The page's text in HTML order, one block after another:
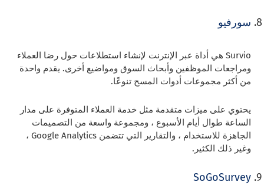
سورفيو
Survio هي أداة عبر الإنترنت لإنشاء استطلاعات حول رضا العملاء
ومراجعات الموظفين وأبحاث السوق ومواضيع أخرى. يقدم واحدة
من أكثر مجموعات أدوات المسح تنوعًا.
يحتوي على ميزات متقدمة مثل خدمة العملاء المتوفرة على مدار
الساعة طوال أيام الأسبوع ، ومجموعة واسعة من التصميمات
الجاهزة للاستخدام ، والتقارير التي تتضمن Google Analytics ،
وغير ذلك الكثير.
SoGoSurvey